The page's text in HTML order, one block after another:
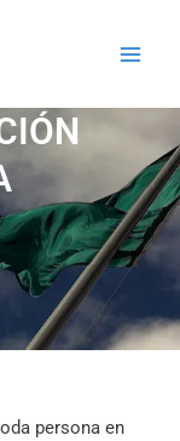
persona en